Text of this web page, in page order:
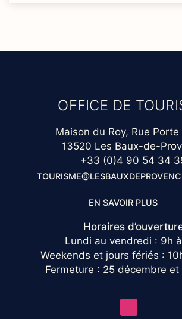
OFFICE DE
Maison du Roy, Rue Porte
13520 Les Baux-de-
+33 (0)4 90 54 34
EN SAVOIR PLUS
Horaires
Lundi au vendredi : 9h
Weekends et jours fériés :
Fermeture : 25 décembre et